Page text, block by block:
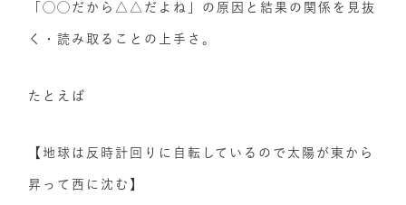
「◯◯だから△△だよね」の原因と結果の関係を見抜
く・読み取ることの上手さ。
たとえば
【地球は反時計回りに自転しているので太陽が東から
昇って西に沈む】